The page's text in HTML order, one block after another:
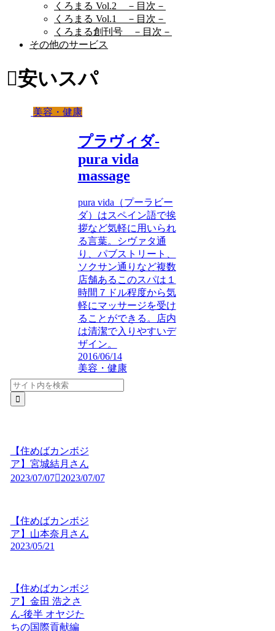
くろまる Vol.2 －目次－
くろまる Vol.1 －目次－
くろまる創刊号 －目次－
その他のサービス
安いスパ
美容・健康
プラヴィダ-
pura vida
massage
pura vida（プーラビー
ダ）はスペイン語で挨
拶など気軽に用いられ
る言葉。シヴァタ通
り、パブストリート、
ソクサン通りなど複数
店舗あるこのスパは１
時間７ドル程度から気
軽にマッサージを受け
ることができる。店内
は清潔で入りやすいデ
ザイン。
2016/06/14
美容・健康
【住めばカンボジ
ア】宮城結月さん
2023/07/07
2023/07/07
【住めばカンボジ
ア】山本奈月さん
2023/05/21
【住めばカンボジ
ア】金田 浩之さ
ん-後半 オヤジた
ちの国際貢献編